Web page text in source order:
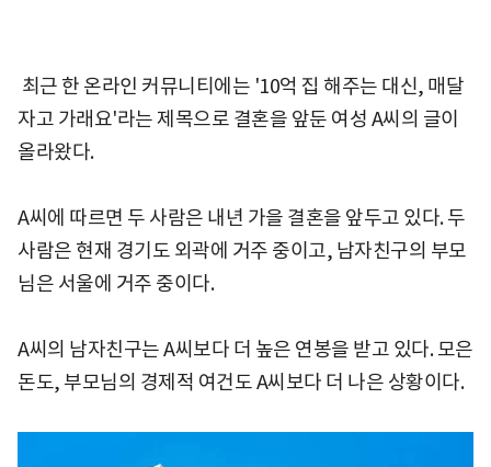
최근 한 온라인 커뮤니티에는 '10억 집 해주는 대신, 매달
자고 가래요'라는 제목으로 결혼을 앞둔 여성 A씨의 글이
올라왔다.
A씨에 따르면 두 사람은 내년 가을 결혼을 앞두고 있다. 두
사람은 현재 경기도 외곽에 거주 중이고, 남자친구의 부모
님은 서울에 거주 중이다.
A씨의 남자친구는 A씨보다 더 높은 연봉을 받고 있다. 모은
돈도, 부모님의 경제적 여건도 A씨보다 더 나은 상황이다.